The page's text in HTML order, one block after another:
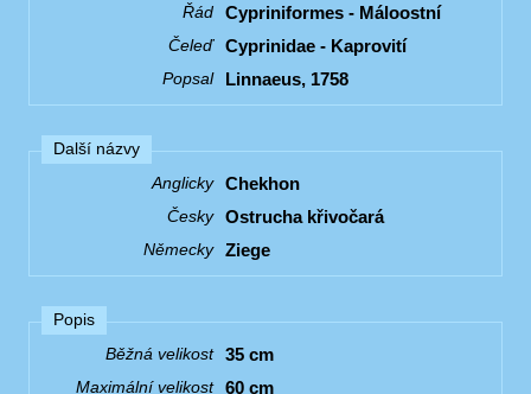
Řád Cypriniformes - Máloostní
Čeleď Cyprinidae - Kaprovití
Popsal Linnaeus, 1758
Další názvy
Anglicky
Chekhon
Česky Ostrucha křivočará
Německy Ziege
Popis
Běžná velikost
35 cm
Maximální velikost 60 cm